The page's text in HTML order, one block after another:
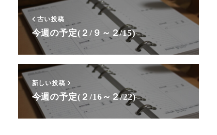
古い投稿
今週の予定(２/９～２/15)
新しい投稿
今週の予定(２/16～２/22)